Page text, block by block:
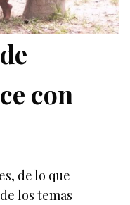
con
de lo que
los temas